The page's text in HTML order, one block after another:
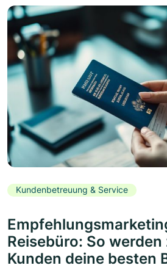
Kundenbetreuung & Service
Reisebüro: So
Kunden deine besten